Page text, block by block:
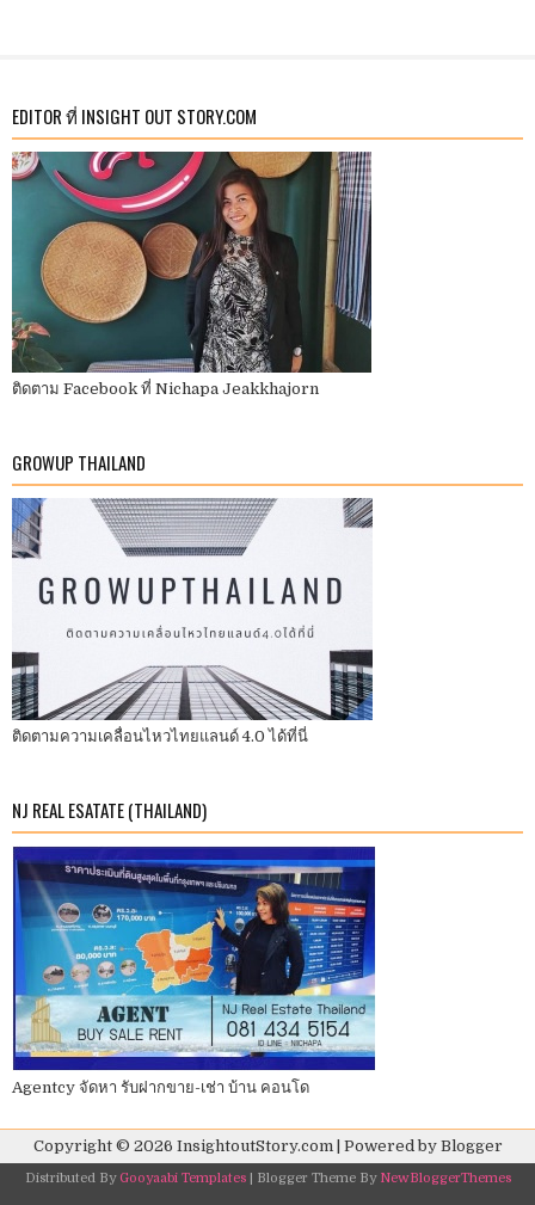
EDITOR ที่ INSIGHT OUT STORY.COM
ติดตาม Facebook ที่ Nichapa Jeakkhajorn
GROWUP THAILAND
ติดตามความเคลื่อนไหวไทยแลนด์ 4.0 ได้ที่นี่
NJ REAL ESATATE (THAILAND)
Agentcy จัดหา รับฝากขาย-เช่า บ้าน คอนโด
Copyright © 2026 InsightoutStory.com | Powered by Blogger
Distributed By Gooyaabi Templates| Blogger Theme By NewBloggerThemes